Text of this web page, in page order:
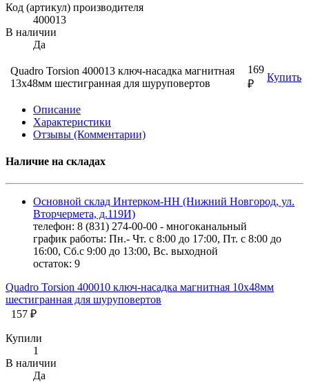
Код (артикул) производителя
400013
В наличии
Да
Quadro Torsion 400013 ключ-насадка магнитная
13х48мм шестигранная для шуруповертов
169
₽
Купить
Описание
Характеристики
Отзывы (Комментарии)
Наличие на складах
Основной склад Интерком-НН (Нижний Новгород, ул.
Вторчермета, д.119И)
телефон: 8 (831) 274-00-00 - многоканальный
график работы: Пн.- Чт. с 8:00 до 17:00, Пт. с 8:00 до
16:00, Сб.с 9:00 до 13:00, Вс. выходной
остаток: 9
Quadro Torsion 400010 ключ-насадка магнитная 10х48мм
шестигранная для шуруповертов
157 ₽
Купили
1
В наличии
Да